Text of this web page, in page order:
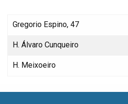
Gregorio Espino, 47
H. Álvaro Cunqueiro
H. Meixoeiro